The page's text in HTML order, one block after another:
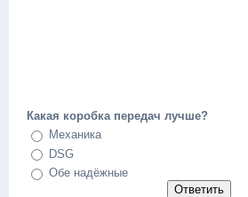
Какая коробка передач лучше?
Механика
DSG
Обе надёжные